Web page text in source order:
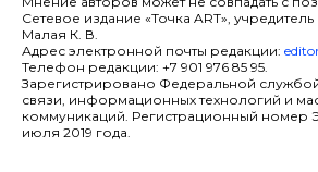
Сетевое издание «Точка ART»,
Малая К. В.
Адрес электронной почты редакции:
Телефон редакции: +7 901 976 85 95.
Зарегистрировано Федеральной
связи, информационных технологий и
коммуникаций. Регистрационный номер
июля 2019 года.